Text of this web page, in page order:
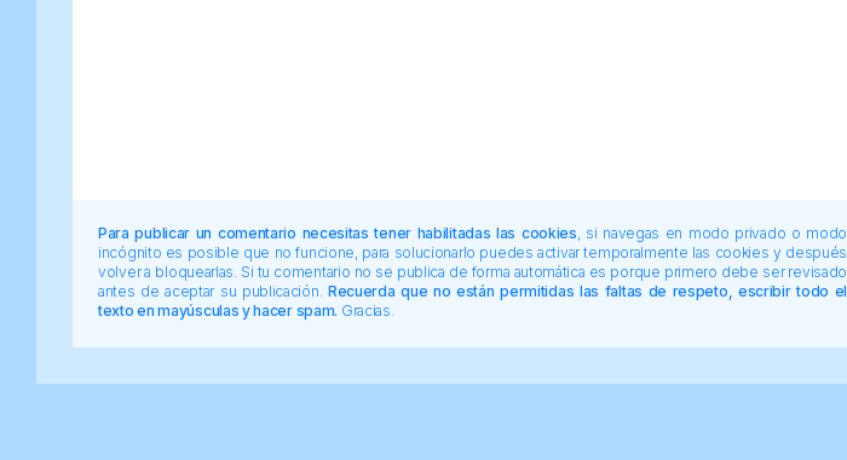
Para publicar un comentario necesitas tener habilitadas las cookies , si navegas en modo privado o modo
incógnito es posible que no funcione, para solucionarlo puedes activar temporalmente las cookies y después
volver a bloquearlas. Si tu comentario no se publica de forma automática es porque primero debe ser revisado
antes de aceptar su publicación. Recuerda que no están permitidas las faltas de respeto, escribir todo el
texto en mayúsculas y hacer spam. Gracias.